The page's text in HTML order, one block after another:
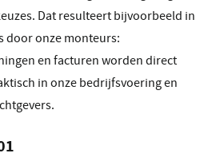
Dat resulteert bijvoorbeeld in
door onze monteurs:
en facturen worden direct
in onze bedrijfsvoering en